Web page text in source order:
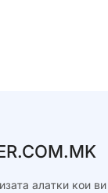
алатки кои ви